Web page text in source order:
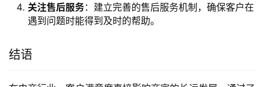
关注售后服务：建立完善的售后服务机制，确保客户在
遇到问题时能得到及时的帮助。
结语